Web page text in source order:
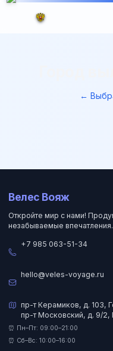
←
Велес Вояж
Откройте мир с нами!
незабываемые впечатления.
+7 985 063-51-34
hello@veles-voyage.ru
пр-т Керамиков, д. 103,
пр-т Московский, д. 9/
⏰ Пн–Пт: 09:00–21:00
⏰ Сб–Вс: 10:00–16:00